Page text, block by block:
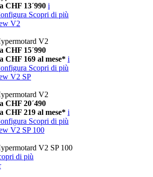
CHF 13´990 i
Scopri di più
V2
V2
CHF 15´990
CHF 169 al mese* i
Scopri di più
V2 SP
V2
CHF 20´490
CHF 219 al mese* i
Scopri di più
V2 SP 100
V2 SP 100
di più